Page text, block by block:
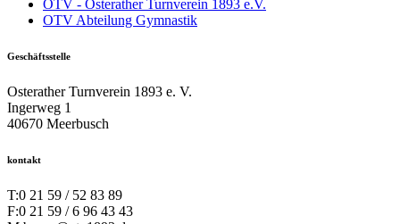
OTV - Osterather Turnverein 1893 e.V.
OTV Abteilung Gymnastik
Geschäftsstelle
Osterather Turnverein 1893 e. V.
Ingerweg 1
40670 Meerbusch
kontakt
T:0 21 59 / 52 83 89
F:0 21 59 / 6 96 43 43